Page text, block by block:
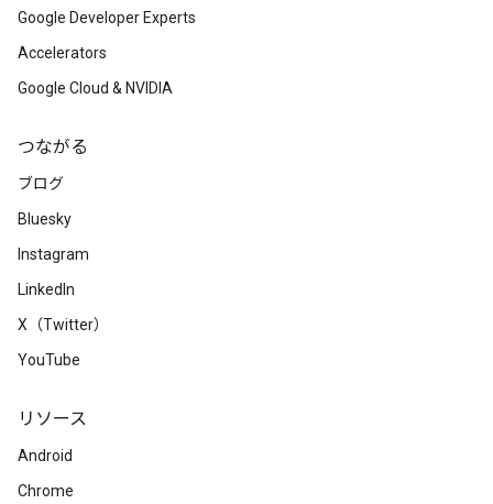
Google Developer Experts
Accelerators
Google Cloud & NVIDIA
つながる
ブログ
Bluesky
Instagram
LinkedIn
X（Twitter）
YouTube
リソース
Android
Chrome